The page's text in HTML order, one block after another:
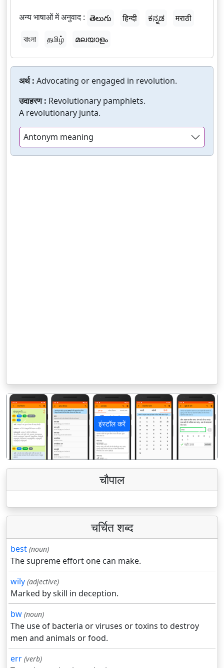
अन्य भाषाओं में अनुवाद : తెలుగు हिन्दी ಕನ್ನಡ
मराठी
বাংলা
தமிழ் മലയാളം
अर्थ : Advocating or engaged in revolution.
उदाहरण : Revolutionary pamphlets.
A revolutionary junta.
Antonym meaning
इंस्टॉल करें
पिछला अगला
चौपाल
चर्चित शब्द
best (noun)
The supreme effort one can make.
wily (adjective)
Marked by skill in deception.
bw (noun)
The use of bacteria or viruses or toxins to destroy
men and animals or food.
err (verb)